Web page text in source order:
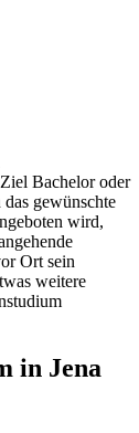
Bachelor oder
gewünschte
wird,
Ort sein
weitere
in Jena